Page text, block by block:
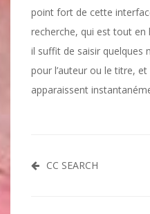
point fort de cette
recherche, qui est tout en
il suffit de saisir quelques
pour l’auteur ou le titre,
apparaissent
Navigation
CC SEARCH